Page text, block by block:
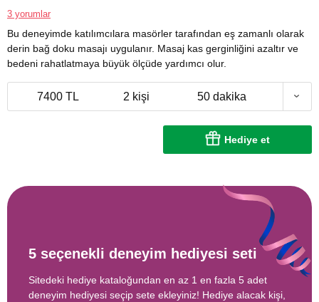
3 yorumlar
Bu deneyimde katılımcılara masörler tarafından eş zamanlı olarak
derin bağ doku masajı uygulanır. Masaj kas gerginliğini azaltır ve
bedeni rahatlatmaya büyük ölçüde yardımcı olur.
7400 TL 2 kişi 50 dakika
Hediye et
5 seçenekli deneyim hediyesi seti
Sitedeki hediye kataloğundan en az 1 en fazla 5 adet
deneyim hediyesi seçip sete ekleyiniz! Hediye alacak kişi,